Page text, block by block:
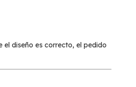
el diseño es correcto, el pedido